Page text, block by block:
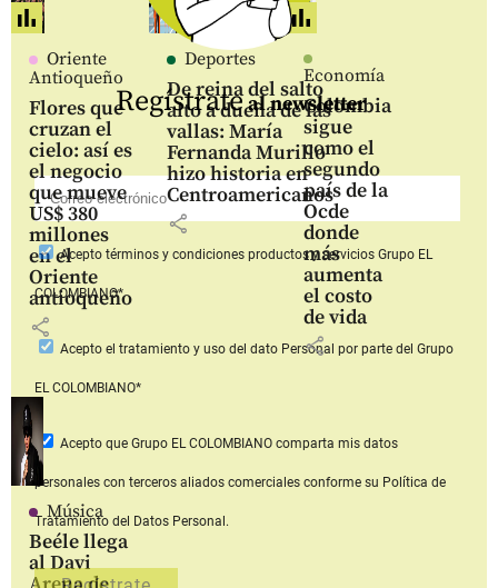
Oriente
Antioqueño
Flores que
cruzan el
cielo: así es
el negocio
que mueve
US$ 380
millones
en el
Oriente
antioqueño
share
Deportes
De reina del salto
alto a dueña de las
vallas: María
Fernanda Murillo
hizo historia en
Centroamericanos
share
Economía
Colombia
sigue
como el
segundo
país de la
Ocde
donde
más
aumenta
el costo
de vida
share
Música
Beéle llega
al Davi
Regístrateal newsletter
Aceptotérminos y condiciones productos y serviciosGrupo EL
COLOMBIANO*
Acepto el tratamiento y uso del dato Personal por parte del Grupo
EL COLOMBIANO*
Acepto que Grupo EL COLOMBIANOcomparta mis datos
personales con terceros aliados comerciales conforme su Política de
Tratamiento del Datos Personal.